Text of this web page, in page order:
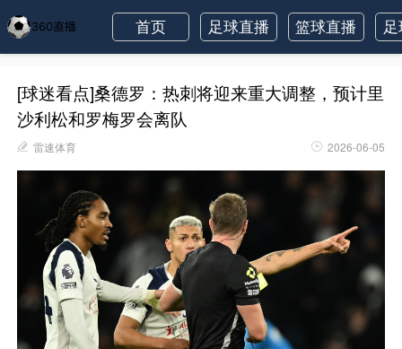
首页 足球直播 篮球直播
[球迷看点]桑德罗：热刺将迎来重大调整，预计里
沙利松和罗梅罗会离队
雷速体育 2026-06-05